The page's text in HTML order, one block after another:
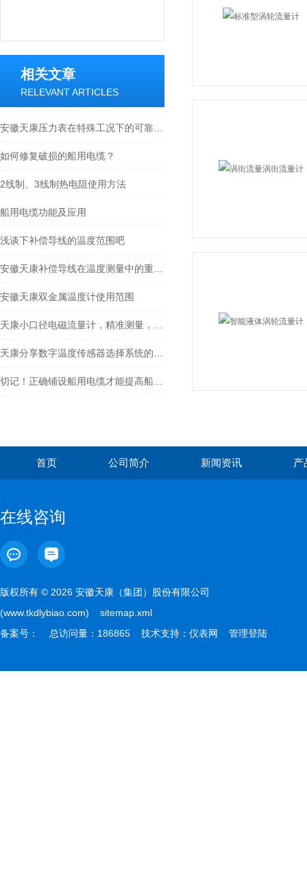
相关文章
RELEVANT ARTICLES
如何修复破损的船用电缆？
2线制、3线制热电阻使用方法
船用电缆功能及应用
浅谈下补偿导线的温度范围吧
安徽天康双金属温度计使用范围
首页 公司简介 新闻资讯 产
在线咨询
版权所有 © 2026 安徽天康（集团）股份有限公司
(www.tkdlybiao.com) sitemap.xml
备案号：
总访问量：186865 技术支持： 仪表网 管理登陆